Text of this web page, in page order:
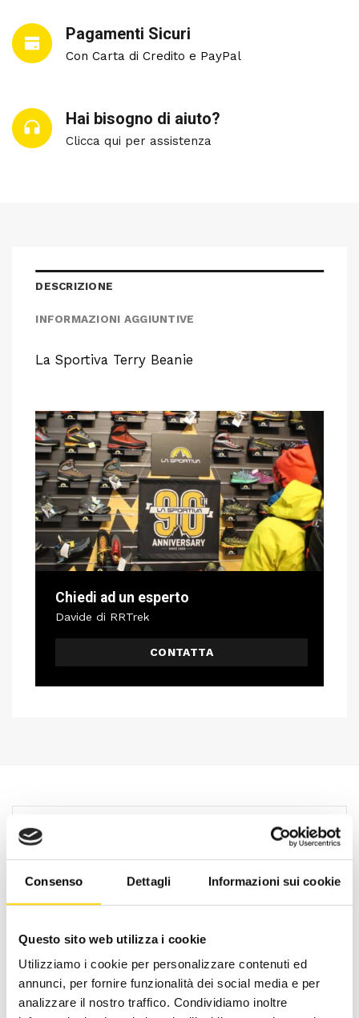
Consenso Dettagli Informazioni sui cookie
Questo sito web utilizza i cookie
Utilizziamo i cookie per personalizzare contenuti ed
annunci, per fornire funzionalità dei social media e per
analizzare il nostro traffico. Condividiamo inoltre
Pagamenti Sicuri
Con Carta di Credito e PayPal
Hai bisogno di aiuto?
Clicca qui per assistenza
Chiedi ad un esperto
Davide di RRTrek
CONTATTA
DESCRIZIONE
INFORMAZIONI AGGIUNTIVE
La Sportiva Terry Beanie
Oltre 30 anni di esperienza